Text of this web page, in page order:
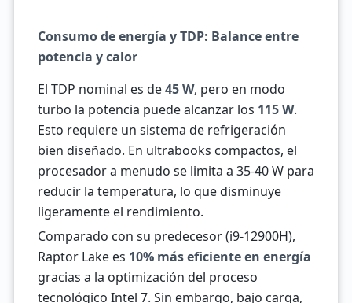
Consumo de energía y TDP: Balance entre
potencia y calor
El TDP nominal es de45 W, pero en modo
turbo la potencia puede alcanzar los 115 W.
Esto requiere un sistema de refrigeración
bien diseñado. En ultrabooks compactos, el
procesador a menudo se limita a 35-40 W para
reducir la temperatura, lo que disminuye
ligeramente el rendimiento.
Comparado con su predecesor (i9-12900H),
Raptor Lake es 10% más eficiente en energía
gracias a la optimización del proceso
tecnológico Intel 7. Sin embargo, bajo carga,